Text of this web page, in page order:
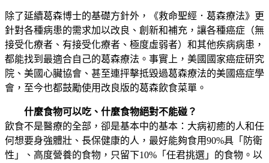
除了延續葛森博士的基礎方針外，《救命聖經．葛森療法》更
針對各種病患的需求加以改良、創新和補充，讓各種癌症（無
接受化療者、有接受化療者、極度虛弱者）和其他疾病病患，
都能找到最適合自己的葛森療法。事實上，美國國家癌症研究
院、美國心臟協會、甚至連抨擊抵毀過葛森療法的美國癌症學
會，至今也都鼓勵使用改良版的葛森飲食菜單。
什麼食物可以吃、什麼食物絕對不能碰？
飲食不是醫療的全部，卻是基本中的基本：大病初癒的人和任
何想要身強體壯、長保健康的人，最好能夠食用90%具「防衛
性」、高度營養的食物，只留下10%「任君挑選」的食物。以